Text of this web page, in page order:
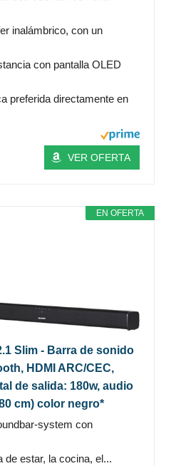
inalámbrico, con un
con pantalla OLED
preferida directamente en
VER OFERTA
EN OFERTA
Slim - Barra de sonido
HDMI ARC/CEC,
de salida: 180w, audio
cm) color negro*
system con
de estar, la cocina, el...